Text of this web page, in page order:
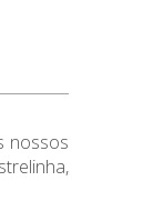
nossos